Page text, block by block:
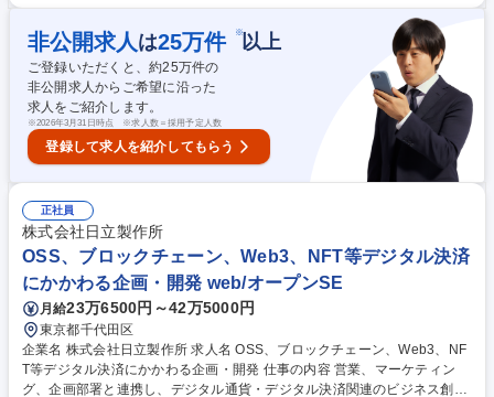
う国の安全を支える製品に携わることができ、社会貢献ができる達成感が
得られるとともに、日立の技術に触れ、幅広いスキル・知見を深めていた
だくことができます。 募集職種 【2830】【障がい者採用】防衛装備品向
け事業の業績管理およびサポート業務
非公開求人 は25万件 ※以上
ご登録いただくと、約25万件の
非公開求人からご希望に沿った
求人をご紹介します。
※2026年3月31日時点 ※求人数＝採用予定人数
登録して求人を紹介してもらう
正社員
株式会社日立製作所
OSS、ブロックチェーン、Web3、NFT等デジタル決済
にかかわる企画・開発 web/オープンSE
月給23万6500円～42万5000円
東京都千代田区
企業名 株式会社日立製作所 求人名 OSS、ブロックチェーン、Web3、NF
T等デジタル決済にかかわる企画・開発 仕事の内容 営業、マーケティン
グ、企画部署と連携し、デジタル通貨・デジタル決済関連のビジネス創出